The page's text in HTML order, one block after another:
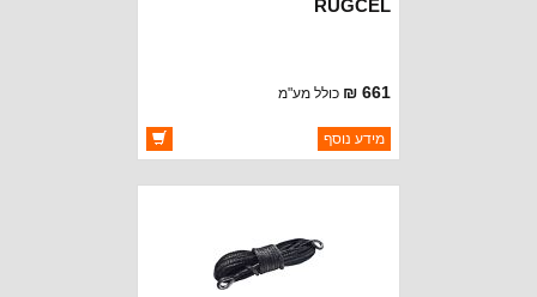
RUGCEL
661 ₪ כולל מע"מ
ברקוד: BJ2818
יצרן:RUGCEL WINCH
מידע נוסף